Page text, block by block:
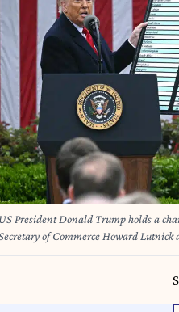
US President Donald Trump holds a
of Commerce Howard
Again" at the White House in
unveil sweeping new "Liberation
trade war. Key US trading partners
preparing their responses to Trump's